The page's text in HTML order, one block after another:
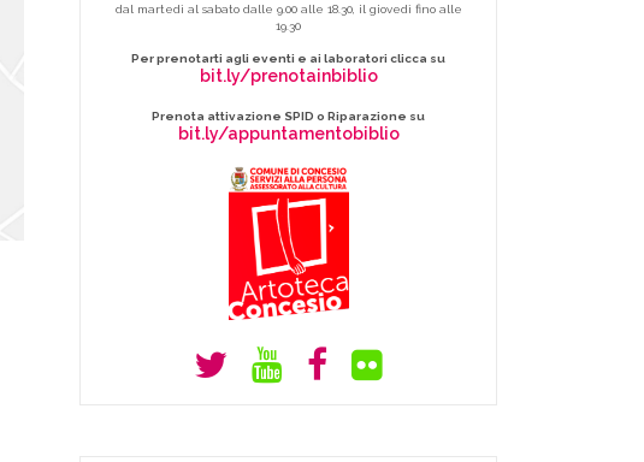
dal martedì al sabato dalle 9.00 alle 18.30, il giovedì fino alle
19.30
Per prenotarti agli eventi e ai laboratori clicca su
bit.ly/prenotainbiblio
Prenota attivazione SPID o Riparazione su
bit.ly/appuntamentobiblio